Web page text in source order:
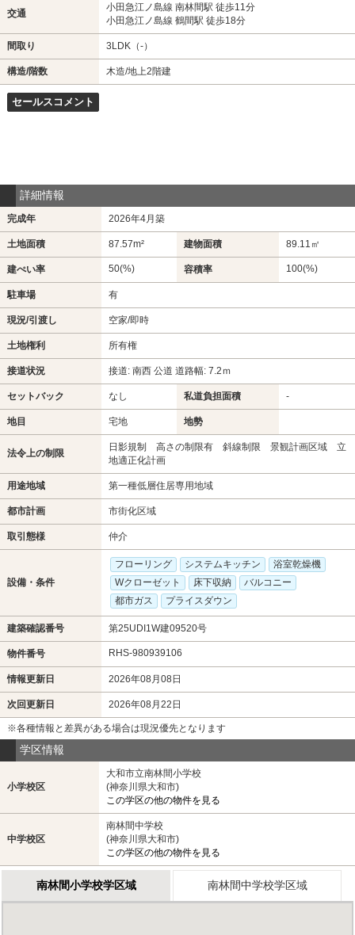
交通
小田急江ノ島線 南林間駅 徒歩11分
小田急江ノ島線 鶴間駅 徒歩18分
間取り 3LDK（-）
構造/階数 木造/地上2階建
セールスコメント
詳細情報
完成年 2026年4月築
土地面積 87.57m² 建物面積 89.11㎡
建ぺい率 50(%) 容積率 100(%)
駐車場 有
現況/引渡し 空家/即時
土地権利 所有権
接道状況 接道: 南西 公道 道路幅: 7.2ｍ
セットバック なし 私道負担面積 -
地目 宅地 地勢
法令上の制限
日影規制 高さの制限有 斜線制限 景観計画区域 立
地適正化計画
用途地域 第一種低層住居専用地域
都市計画 市街化区域
取引態様 仲介
設備・条件
フローリング システムキッチン
浴室乾燥機
Wクローゼット
床下収納
バルコニー
都市ガス
プライスダウン
建築確認番号 第25UDI1W建09520号
物件番号 RHS-980939106
情報更新日 2026年08月08日
次回更新日 2026年08月22日
※各種情報と差異がある場合は現況優先となります
学区情報
小学校区
大和市立南林間小学校
(神奈川県大和市)
この学区の他の物件を見る
中学校区
南林間中学校
(神奈川県大和市)
この学区の他の物件を見る
南林間小学校学区域 南林間中学校学区域